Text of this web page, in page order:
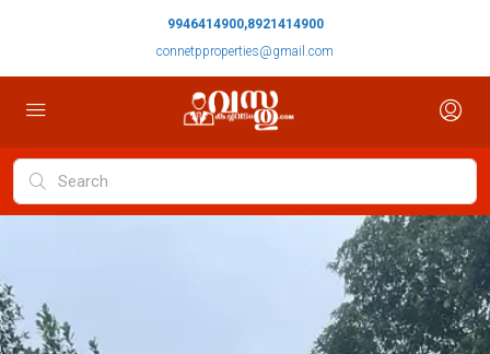
9946414900,8921414900
connetpproperties@gmail.com